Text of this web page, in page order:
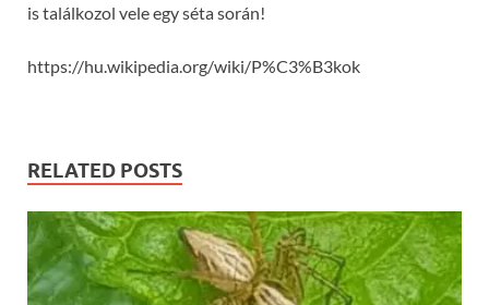
is találkozol vele egy séta során!
https://hu.wikipedia.org/wiki/P%C3%B3kok
RELATED POSTS